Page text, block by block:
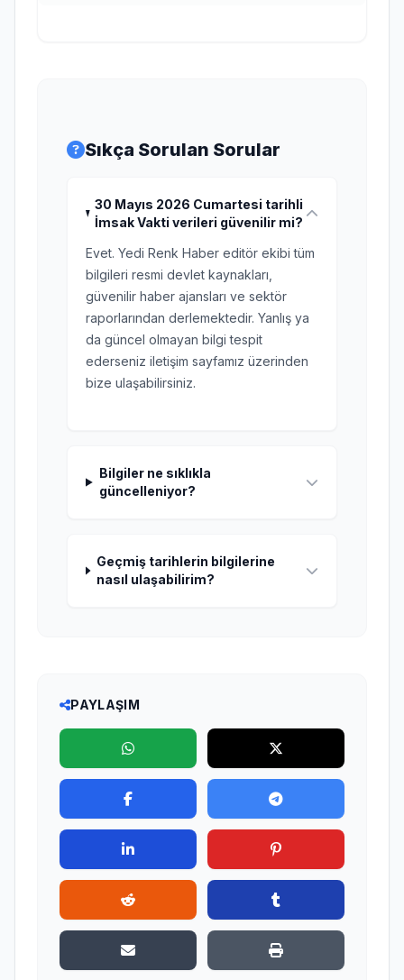
Sıkça Sorulan Sorular
30 Mayıs 2026 Cumartesi tarihli
İmsak Vakti verileri güvenilir mi?
Evet. Yedi Renk Haber editör ekibi tüm
bilgileri resmi devlet kaynakları,
güvenilir haber ajansları ve sektör
raporlarından derlemektedir. Yanlış ya
da güncel olmayan bilgi tespit
ederseniz iletişim sayfamız üzerinden
bize ulaşabilirsiniz.
Bilgiler ne sıklıkla
güncelleniyor?
Geçmiş tarihlerin bilgilerine
nasıl ulaşabilirim?
PAYLAŞIM